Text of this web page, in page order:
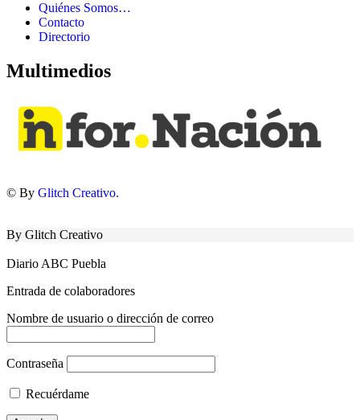
Quiénes Somos…
Contacto
Directorio
Multimedios
© By Glitch Creativo.
By Glitch Creativo
Diario ABC Puebla
Entrada de colaboradores
Nombre de usuario o dirección de correo
Contraseña
Recuérdame